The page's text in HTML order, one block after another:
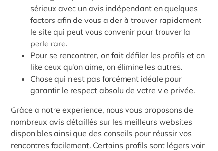
sérieux avec un avis indépendant en quelques
factors afin de vous aider à trouver rapidement
le site qui peut vous convenir pour trouver la
perle rare.
Pour se rencontrer, on fait défiler les profils et on
like ceux qu’on aime, on élimine les autres.
Chose qui n’est pas forcément idéale pour
garantir le respect absolu de votre vie privée.
Grâce à notre experience, nous vous proposons de
nombreux avis détaillés sur les meilleurs websites
disponibles ainsi que des conseils pour réussir vos
rencontres facilement. Certains profils sont légers voir